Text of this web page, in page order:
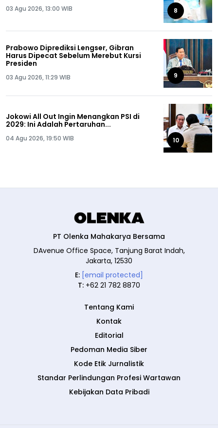
03 Agu 2026, 13:00 WIB 8
Prabowo Diprediksi Lengser, Gibran
Harus Dipecat Sebelum Merebut Kursi
Presiden
03 Agu 2026, 11:29 WIB 9
Jokowi All Out Ingin Menangkan PSI di
2029: Ini Adalah Pertaruhan...
04 Agu 2026, 19:50 WIB 10
PT Olenka Mahakarya Bersama
DAvenue Office Space, Tanjung Barat Indah,
Jakarta, 12530
E: [email protected]
T: +62 21 782 8870
Tentang Kami
Kontak
Editorial
Pedoman Media Siber
Kode Etik Jurnalistik
Standar Perlindungan Profesi Wartawan
Kebijakan Data Pribadi